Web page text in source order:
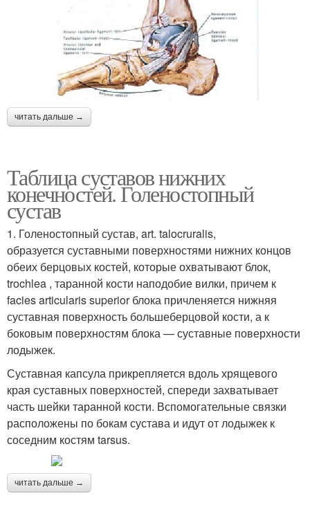
читать дальше →
Таблица суставов нижних
конечностей. Голеностопный
сустав
1. Голеностопный сустав, art. talocruralis,
образуется суставными поверхностями нижних концов
обеих берцовых костей, которые охватывают блок,
trochlea , таранной кости наподобие вилки, причем к
facies articularis superior блока причленяется нижняя
суставная поверхность большеберцовой кости, а к
боковым поверхностям блока — суставные поверхности
лодыжек.
Суставная капсула прикрепляется вдоль хрящевого
края суставных поверхностей, спереди захватывает
часть шейки таранной кости. Вспомогательные связки
расположены по бокам сустава и идут от лодыжек к
соседним костям tarsus.
читать дальше →